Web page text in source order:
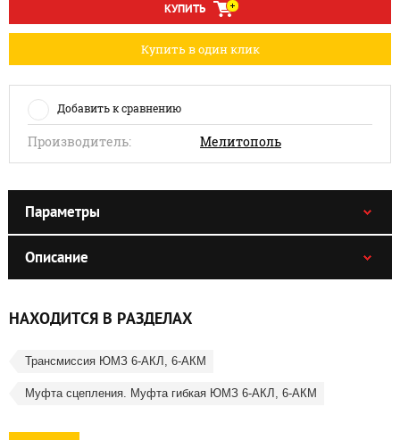
КУПИТЬ
Купить в один клик
Добавить к сравнению
Производитель: Мелитополь
Параметры
Описание
НАХОДИТСЯ В РАЗДЕЛАХ
Трансмиссия ЮМЗ 6-АКЛ, 6-АКМ
Муфта сцепления. Муфта гибкая ЮМЗ 6-АКЛ, 6-АКМ